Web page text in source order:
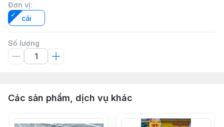
Đơn vị:
cái
Số lượng
Các sản phẩm, dịch vụ khác